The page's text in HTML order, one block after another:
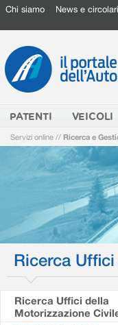
Chi siamo News e circolari
PATENTI VEICOLI
Servizi online // Ricerca e
Ricerca
Ricerca Uffici della
Motorizzazione